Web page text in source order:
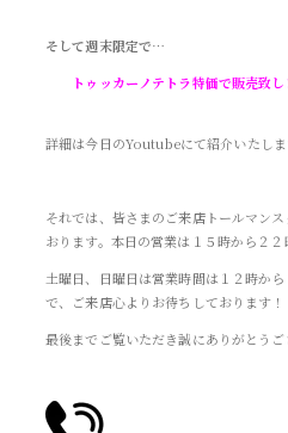
そして週末限定で…
トゥッカーノテトラ特価で販売致し
詳細は今日のYoutubeにて紹介いたしま
それでは、皆さまのご来店トールマン
おります。本日の営業は１５時から２２
土曜日、日曜日は営業時間は１２時か
で、ご来店心よりお待ちしております！
最後までご覧いただき誠にありがとうご